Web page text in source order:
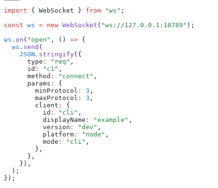
import { WebSocket } from "ws" ;
const ws = new WebSocket ( "ws://127.0.0.1:18789" );
ws .on ( "open" , () => {
  ws
.send (
    JSON
.stringify({
      type
: "req" ,
      id
: "c1" ,
      method
: "connect" ,
      params
:
{
        minProtocol
: 3 ,
        maxProtocol
: 3 ,
        client
:
{
          id
: "cli" ,
          displayName
: "example" ,
          version
: "dev" ,
          platform
: "node" ,
          mode
: "cli" ,
        }
,
      }
,
    })
,
  );
});